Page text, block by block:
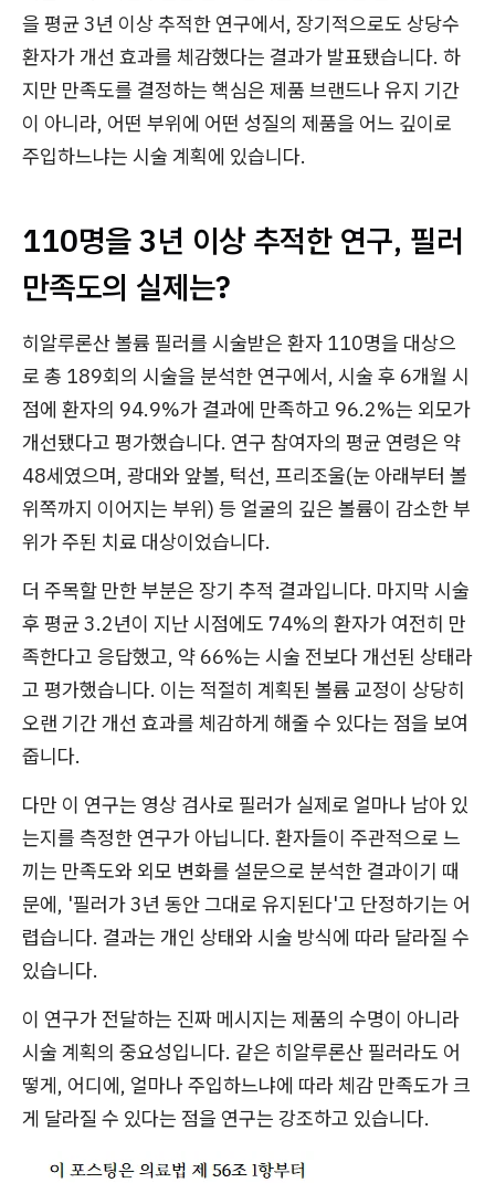
을 평균 3년 이상 추적한 연구에서, 장기적으로도 상당수
환자가 개선 효과를 체감했다는 결과가 발표됐습니다. 하
지만 만족도를 결정하는 핵심은 제품 브랜드나 유지 기간
이 아니라, 어떤 부위에 어떤 성질의 제품을 어느 깊이로
주입하느냐는 시술 계획에 있습니다.
110명을 3년 이상 추적한 연구, 필러
만족도의 실제는?
히알루론산 볼륨 필러를 시술받은 환자 110명을 대상으
로 총 189회의 시술을 분석한 연구에서, 시술 후 6개월 시
점에 환자의 94.9%가 결과에 만족하고 96.2%는 외모가
개선됐다고 평가했습니다. 연구 참여자의 평균 연령은 약
48세였으며, 광대와 앞볼, 턱선, 프리조울(눈 아래부터 볼
위쪽까지 이어지는 부위) 등 얼굴의 깊은 볼륨이 감소한 부
위가 주된 치료 대상이었습니다.
더 주목할 만한 부분은 장기 추적 결과입니다. 마지막 시술
후 평균 3.2년이 지난 시점에도 74%의 환자가 여전히 만
족한다고 응답했고, 약 66%는 시술 전보다 개선된 상태라
고 평가했습니다. 이는 적절히 계획된 볼륨 교정이 상당히
오랜 기간 개선 효과를 체감하게 해줄 수 있다는 점을 보여
줍니다.
다만 이 연구는 영상 검사로 필러가 실제로 얼마나 남아 있
는지를 측정한 연구가 아닙니다. 환자들이 주관적으로 느
끼는 만족도와 외모 변화를 설문으로 분석한 결과이기 때
문에, '필러가 3년 동안 그대로 유지된다'고 단정하기는 어
렵습니다. 결과는 개인 상태와 시술 방식에 따라 달라질 수
있습니다.
이 연구가 전달하는 진짜 메시지는 제품의 수명이 아니라
시술 계획의 중요성입니다. 같은 히알루론산 필러라도 어
떻게, 어디에, 얼마나 주입하느냐에 따라 체감 만족도가 크
게 달라질 수 있다는 점을 연구는 강조하고 있습니다.